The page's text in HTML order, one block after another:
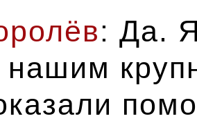
: Да.
нашим